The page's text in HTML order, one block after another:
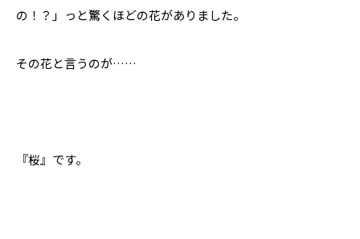
の！？」っと驚くほどの花がありました。
その花と言うのが……
『桜』です。